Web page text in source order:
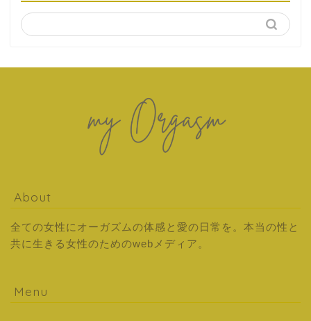
About
全ての女性にオーガズムの体感と愛の日常を。本当の性と
共に生きる女性のためのwebメディア。
Menu